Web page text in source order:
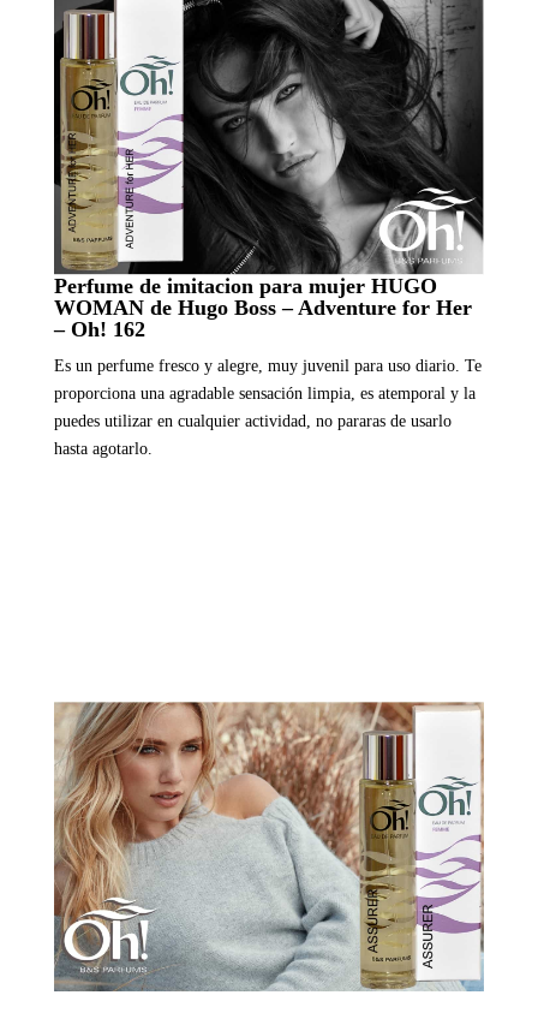
Perfume de imitacion para mujer HUGO
WOMAN de Hugo Boss – Adventure for Her
– Oh! 162
Es un perfume fresco y alegre, muy juvenil para uso diario. Te
proporciona una agradable sensación limpia, es atemporal y la
puedes utilizar en cualquier actividad, no pararas de usarlo
hasta agotarlo.